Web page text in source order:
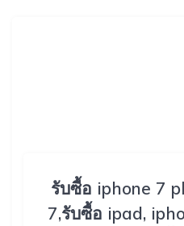
รับซื้อ iphone 7
7,รับซื้อ ipad,